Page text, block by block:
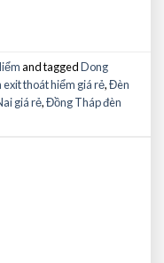
and taggedDong
exit thoát hiểm giá rẻ,Đèn
giá rẻ,Đồng Tháp đèn